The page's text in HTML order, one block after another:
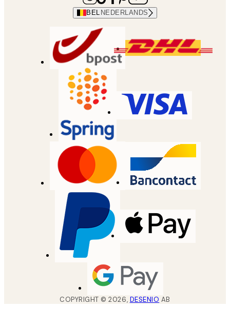
BEL NEDERLANDS
COPYRIGHT ©2026, DESENIO AB